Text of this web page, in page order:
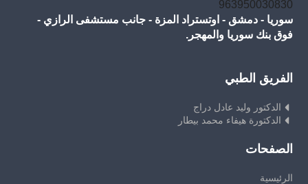
963950030830
سوريا - دمشق - اوتستراد المزة - جانب مستشفى الرازي -
فوق بنك سوريا والمهجر.
الفريق الطبي
الدكتور وليد عادل دراج
الدكتورة هيفاء محمد بيطار
الصفحات
الرئيسية